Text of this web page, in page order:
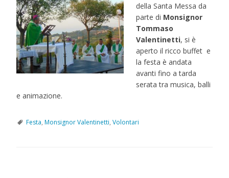
della Santa Messa da
parte di Monsignor
Tommaso
Valentinetti, si è
aperto il ricco buffet e
la festa è andata
avanti fino a tarda
serata tra musica, balli
e animazione.
Festa,Monsignor Valentinetti,Volontari